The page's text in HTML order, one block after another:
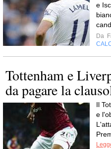
e
Da
Tottenham e
da pagare la
Il
e